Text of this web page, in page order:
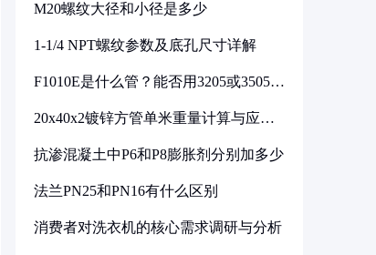
M20螺纹大径和小径是多少
1-1/4 NPT螺纹参数及底孔尺寸详解
F1010E是什么管？能否用3205或3505代
20x40x2镀锌方管单米重量计算与应用
抗渗混凝土中P6和P8膨胀剂分别加多少
法兰PN25和PN16有什么区别
消费者对洗衣机的核心需求调研与分析